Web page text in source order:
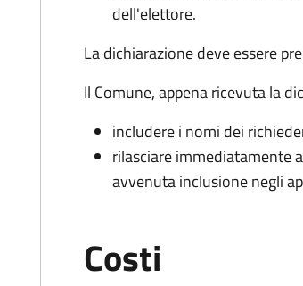
dell'elettore.
La dichiarazione deve essere
Il Comune, appena ricevuta la
includere i nomi dei
rilasciare immediatamente
avvenuta inclusione negli
Costi